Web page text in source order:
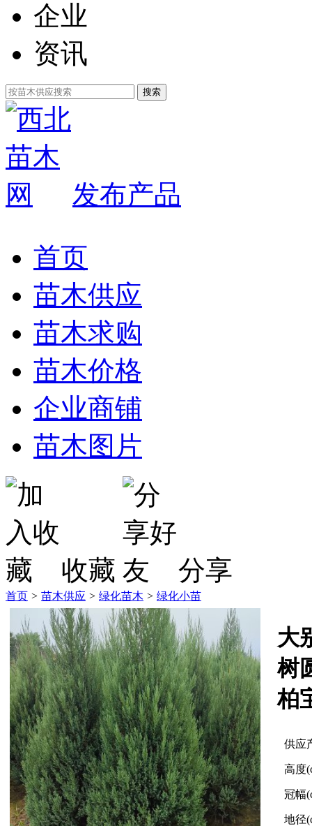
企业
资讯
发布产品
首页
苗木供应
苗木求购
苗木价格
企业商铺
苗木图片
收藏 分享
首页 > 苗木供应 > 绿化苗木 > 绿化小苗
大
树
柏
供应
高度
冠幅
地径